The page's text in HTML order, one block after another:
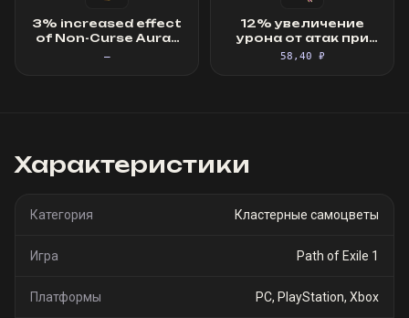
3% increased effect
of Non-Curse Auras
—
12% увеличение
урона от атак при
наличии щита ·
58,40 ₽
Характеристики
Категория Кластерные самоцветы
Игра Path of Exile 1
Платформы PC, PlayStation, Xbox